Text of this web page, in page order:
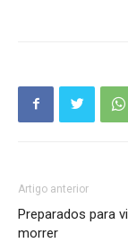
Artigo anterior
Preparados para
morrer